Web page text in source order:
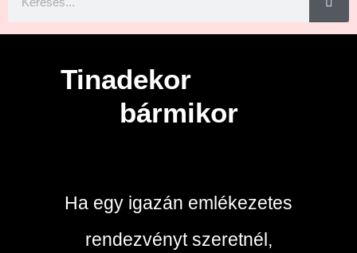
Tinadekor
bármikor
Ha egy igazán emlékezetes
rendezvényt szeretnél,